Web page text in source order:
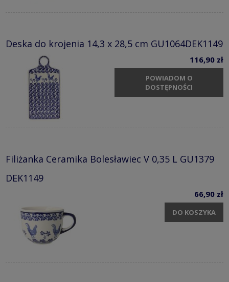
Deska do krojenia 14,3 x 28,5 cm GU1064DEK1149
116,90 zł
POWIADOM O
DOSTĘPNOŚCI
Filiżanka Ceramika Bolesławiec V 0,35 L GU1379
DEK1149
66,90 zł
DO KOSZYKA